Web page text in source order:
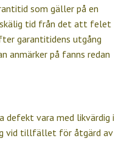
som gäller på en
skälig tid från det att felet
garantitidens utgång
anmärker på fanns redan
vara med likvärdig i
vid tillfället för åtgärd av